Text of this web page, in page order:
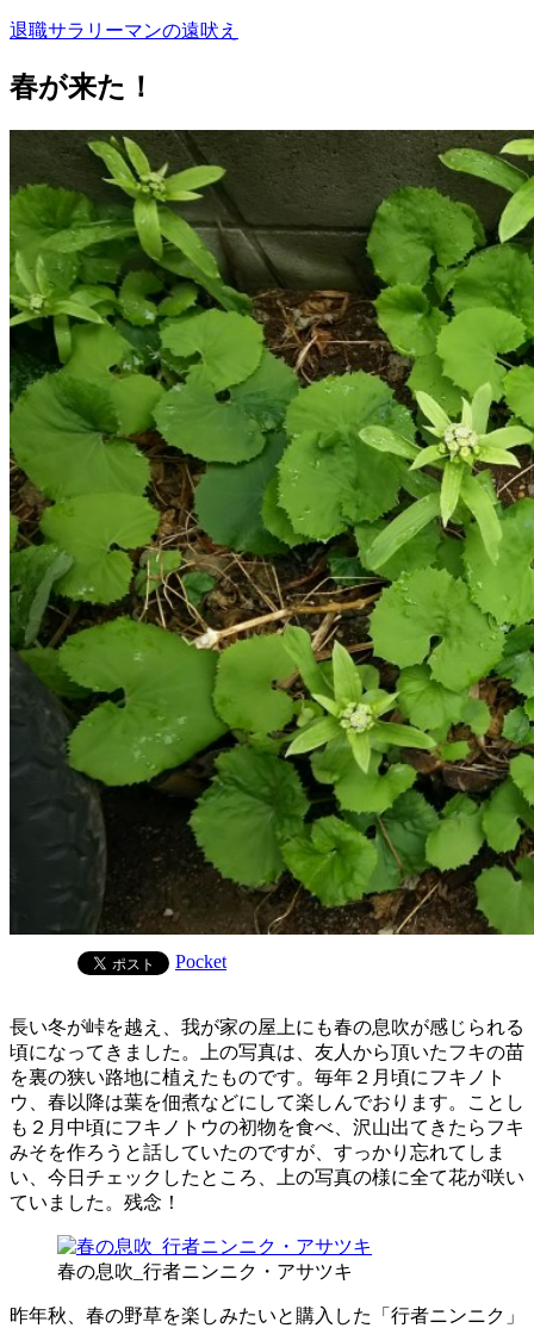
コ
テ
ン
ツ
ス
キ
ッ
プ
退職サラリーマンの遠吠え
春が来た！
Pocket
長い冬が峠を越え、我が家の屋上にも春の息吹が感じられる
頃になってきました。上の写真は、友人から頂いたフキの苗
を裏の狭い路地に植えたものです。毎年２月頃にフキノト
ウ、春以降は葉を佃煮などにして楽しんでおります。ことし
も２月中頃にフキノトウの初物を食べ、沢山出てきたらフキ
みそを作ろうと話していたのですが、すっかり忘れてしま
い、今日チェックしたところ、上の写真の様に全て花が咲い
ていました。残念！
春の息吹_行者ニンニク・アサツキ
昨年秋、春の野草を楽しみたいと購入した「行者ニンニク」